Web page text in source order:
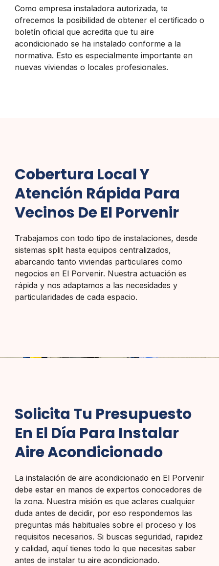
Como empresa instaladora autorizada, te
ofrecemos la posibilidad de obtener el certificado o
boletín oficial que acredita que tu aire
acondicionado se ha instalado conforme a la
normativa. Esto es especialmente importante en
nuevas viviendas o locales profesionales.
Cobertura Local Y
Atención Rápida Para
Vecinos De El Porvenir
Trabajamos con todo tipo de instalaciones, desde
sistemas split hasta equipos centralizados,
abarcando tanto viviendas particulares como
negocios en El Porvenir. Nuestra actuación es
rápida y nos adaptamos a las necesidades y
particularidades de cada espacio.
Solicita Tu Presupuesto
En El Día Para Instalar
Aire Acondicionado
La instalación de aire acondicionado en El Porvenir
debe estar en manos de expertos conocedores de
la zona. Nuestra misión es que aclares cualquier
duda antes de decidir, por eso respondemos las
preguntas más habituales sobre el proceso y los
requisitos necesarios. Si buscas seguridad, rapidez
y calidad, aquí tienes todo lo que necesitas saber
antes de instalar tu aire acondicionado.